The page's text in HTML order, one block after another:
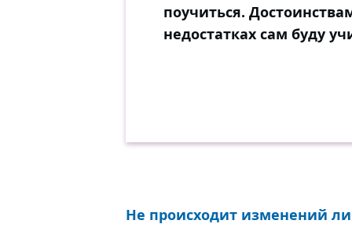
поучиться.
недостатках сам буду
Не происходит изменений